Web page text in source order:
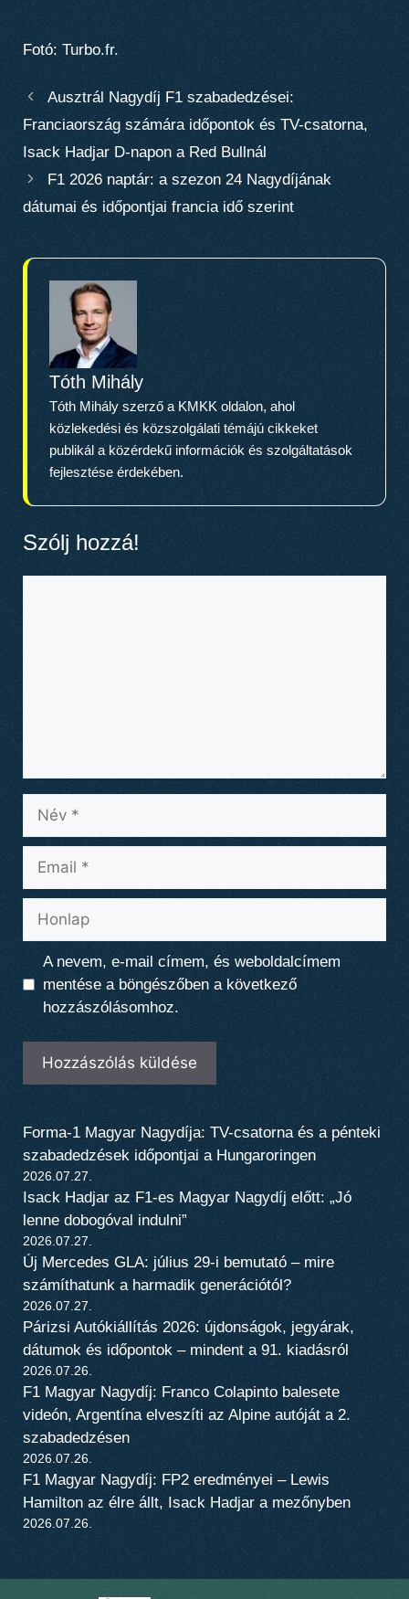
Fotó: Turbo.fr.
Ausztrál Nagydíj F1 szabadedzései:
Franciaország számára időpontok és TV-csatorna,
Isack Hadjar D-napon a Red Bullnál
F1 2026 naptár: a szezon 24 Nagydíjának
dátumai és időpontjai francia idő szerint
Tóth Mihály
Tóth Mihály szerző a KMKK oldalon, ahol
közlekedési és közszolgálati témájú cikkeket
publikál a közérdekű információk és szolgáltatások
fejlesztése érdekében.
Szólj hozzá!
A nevem, e-mail címem, és weboldalcímem
mentése a böngészőben a következő
hozzászólásomhoz.
Forma-1 Magyar Nagydíja: TV-csatorna és a pénteki
szabadedzések időpontjai a Hungaroringen
2026.07.27.
Isack Hadjar az F1-es Magyar Nagydíj előtt: „Jó
lenne dobogóval indulni”
2026.07.27.
Új Mercedes GLA: július 29-i bemutató – mire
számíthatunk a harmadik generációtól?
2026.07.27.
Párizsi Autókiállítás 2026: újdonságok, jegyárak,
dátumok és időpontok – mindent a 91. kiadásról
2026.07.26.
F1 Magyar Nagydíj: Franco Colapinto balesete
videón, Argentína elveszíti az Alpine autóját a 2.
szabadedzésen
2026.07.26.
F1 Magyar Nagydíj: FP2 eredményei – Lewis
Hamilton az élre állt, Isack Hadjar a mezőnyben
2026.07.26.